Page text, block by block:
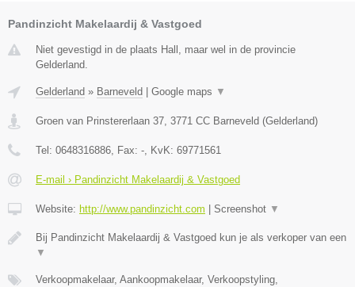
Pandinzicht Makelaardij & Vastgoed
Niet gevestigd in de plaats Hall, maar wel in de provincie
Gelderland.
Gelderland » Barneveld Google maps ▼
Groen van Prinstererlaan 37, 3771 CC Barneveld (Gelderland)
Tel: 0648316886, Fax: -, KvK: 69771561
E-mail › Pandinzicht Makelaardij & Vastgoed
Website: http://www.pandinzicht.com Screenshot ▼
Bij Pandinzicht Makelaardij & Vastgoed kun je als verkoper van een
▼
Verkoopmakelaar, Aankoopmakelaar, Verkoopstyling,